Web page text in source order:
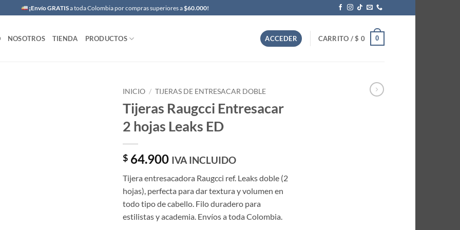
¡Envío GRATISa toda Colombia por compras superiores a$60.000!
NOSOTROS TIENDA PRODUCTOS ACCEDER CARRITO /$ 0 0
INICIO / TIJERAS DE ENTRESACAR DOBLE
Tijeras Raugcci Entresacar
2 hojas Leaks ED
$ 64.900 IVA INCLUIDO
Tijera entresacadora Raugcci ref. Leaks doble (2
hojas), perfecta para dar textura y volumen en
todo tipo de cabello. Filo duradero para
estilistas y academia. Envíos a toda Colombia.